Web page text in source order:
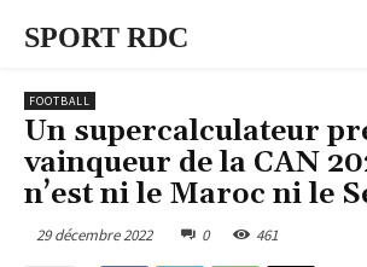
SPORT RDC
FOOTBALL
Un supercalculateur
vainqueur de la CAN
n’est ni le Maroc ni le
29 décembre 2022 0 461